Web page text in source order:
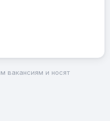
вакансиям и носят